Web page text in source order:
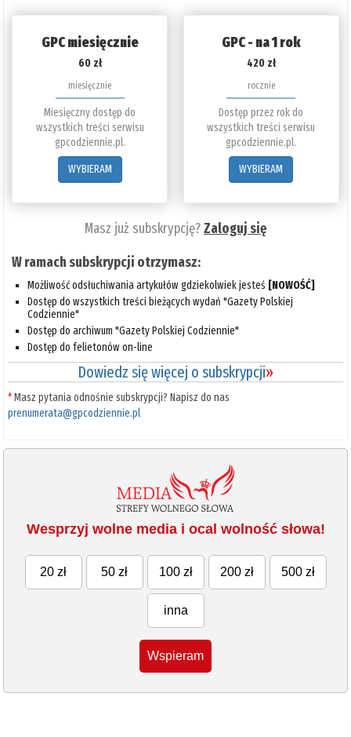
GPC miesięcznie
60 zł
miesięcznie
Miesięczny dostęp do
wszystkich treści serwisu
gpcodziennie.pl.
WYBIERAM
GPC - na 1 rok
420 zł
rocznie
Dostęp przez rok do
wszystkich treści serwisu
gpcodziennie.pl.
WYBIERAM
Masz już subskrypcję?Zaloguj się
W ramach subskrypcji otrzymasz:
Możliwość odsłuchiwania artykułów gdziekolwiek jesteś [NOWOŚĆ]
Dostęp do wszystkich treści bieżących wydań "Gazety Polskiej
Codziennie"
Dostęp do archiwum "Gazety Polskiej Codziennie"
Dostęp do felietonów on-line
Dowiedz się więcej o subskrypcji»
*Masz pytania odnośnie subskrypcji? Napisz do nas
prenumerata@gpcodziennie.pl
Wesprzyj wolne media i ocal wolność słowa!
20 zł 50 zł 100 zł 200 zł 500 zł
inna
Wspieram